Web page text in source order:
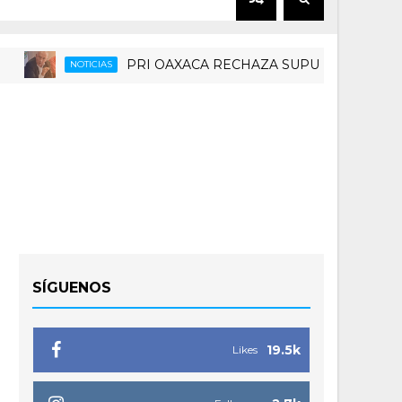
NOTICIAS PRI OAXACA RECHAZA SUPUESTAS
SÍGUENOS
19.5k
Likes